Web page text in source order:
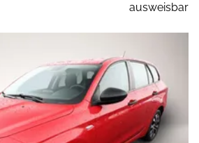
ausweisbar